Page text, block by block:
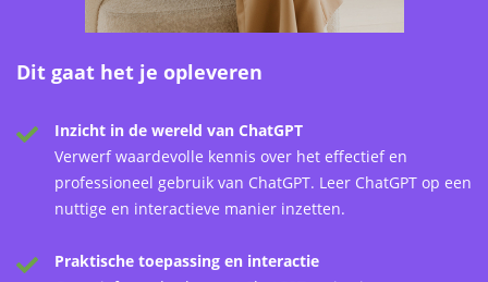
Dit gaat het je opleveren
Inzicht in de wereld van ChatGPT
Verwerf waardevolle kennis over het effectief en
professioneel gebruik van ChatGPT. Leer ChatGPT op een
nuttige en interactieve manier inzetten.
Praktische toepassing en interactie